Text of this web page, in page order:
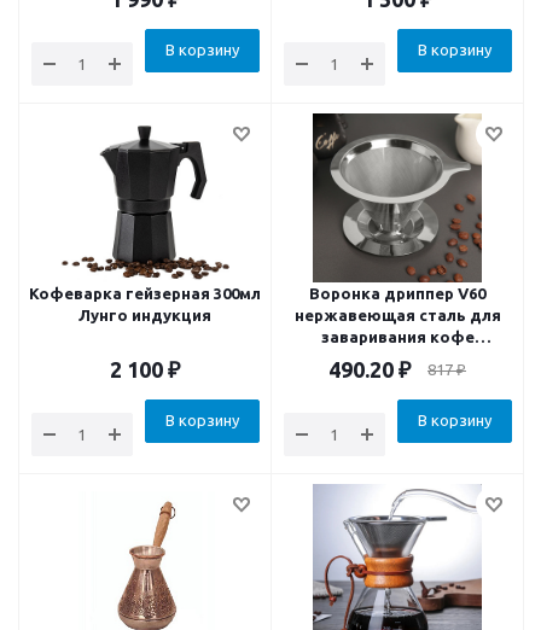
В корзину В корзину
Кофеварка гейзерная 300мл
Лунго индукция
2 100 ₽
В корзину
Воронка дриппер V60
нержавеющая сталь для
заваривания кофе
«Пуровер» 12х8см
490.20 ₽ 817₽
В корзину